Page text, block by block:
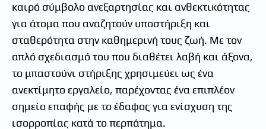
καιρό σύμβολο ανεξαρτησίας και ανθεκτικότητας
για άτομα που αναζητούν υποστήριξη και
σταθερότητα στην καθημερινή τους ζωή. Με τον
απλό σχεδιασμό του που διαθέτει λαβή και άξονα,
το μπαστούνι στήριξης χρησιμεύει ως ένα
ανεκτίμητο εργαλείο, παρέχοντας ένα επιπλέον
σημείο επαφής με το έδαφος για ενίσχυση της
ισορροπίας κατά το περπάτημα.